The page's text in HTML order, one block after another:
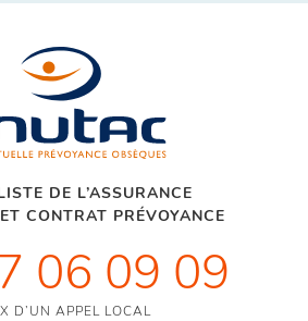
DE L’ASSURANCE
CONTRAT PRÉVOYANCE
06 09 09
D’UN APPEL LOCAL